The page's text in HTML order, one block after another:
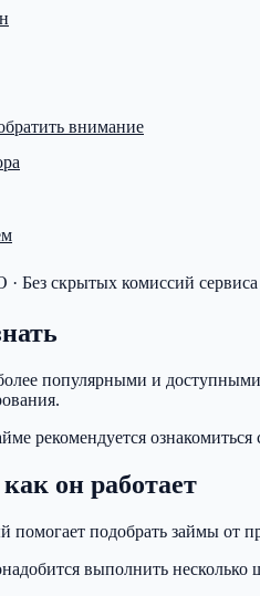
внимание
Без скрытых комиссий
популярными и
рекомендуется
он работает
помогает подобрать займы
выполнить несколько